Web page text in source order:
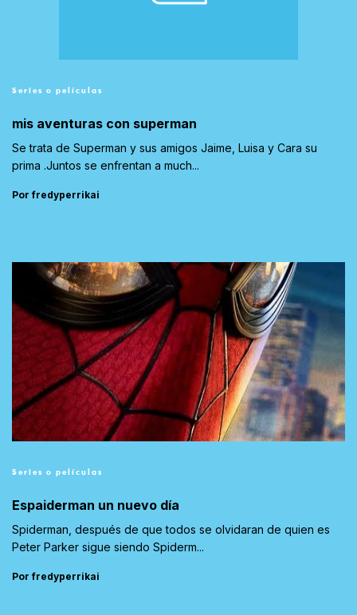
Series o películas
mis aventuras con superman
Se trata de Superman y sus amigos Jaime, Luisa y Cara su
prima .Juntos se enfrentan a much...
Por fredyperrikai
Series o películas
Espaiderman un nuevo día
Spiderman, después de que todos se olvidaran de quien es
Peter Parker sigue siendo Spiderm...
Por fredyperrikai